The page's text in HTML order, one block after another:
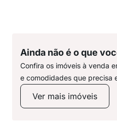
Ainda não é o que
Confira os imóveis à venda
e comodidades que precisa
Ver mais imóveis